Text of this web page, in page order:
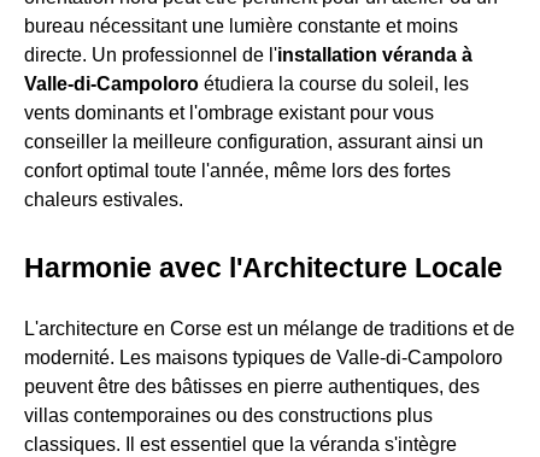
bureau nécessitant une lumière constante et moins
directe. Un professionnel de l'installation véranda à
Valle-di-Campoloro étudiera la course du soleil, les
vents dominants et l'ombrage existant pour vous
conseiller la meilleure configuration, assurant ainsi un
confort optimal toute l'année, même lors des fortes
chaleurs estivales.
Harmonie avec l'Architecture Locale
L'architecture en Corse est un mélange de traditions et de
modernité. Les maisons typiques de Valle-di-Campoloro
peuvent être des bâtisses en pierre authentiques, des
villas contemporaines ou des constructions plus
classiques. Il est essentiel que la véranda s'intègre